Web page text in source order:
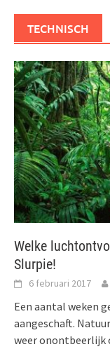
TECHNISCH
Welke
Slurpie!
6 februari 2017
Een aantal weken
aangeschaft.
weer onontbeerlijk